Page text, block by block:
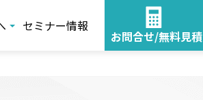
セミナー情報
お問合せ/無料見積